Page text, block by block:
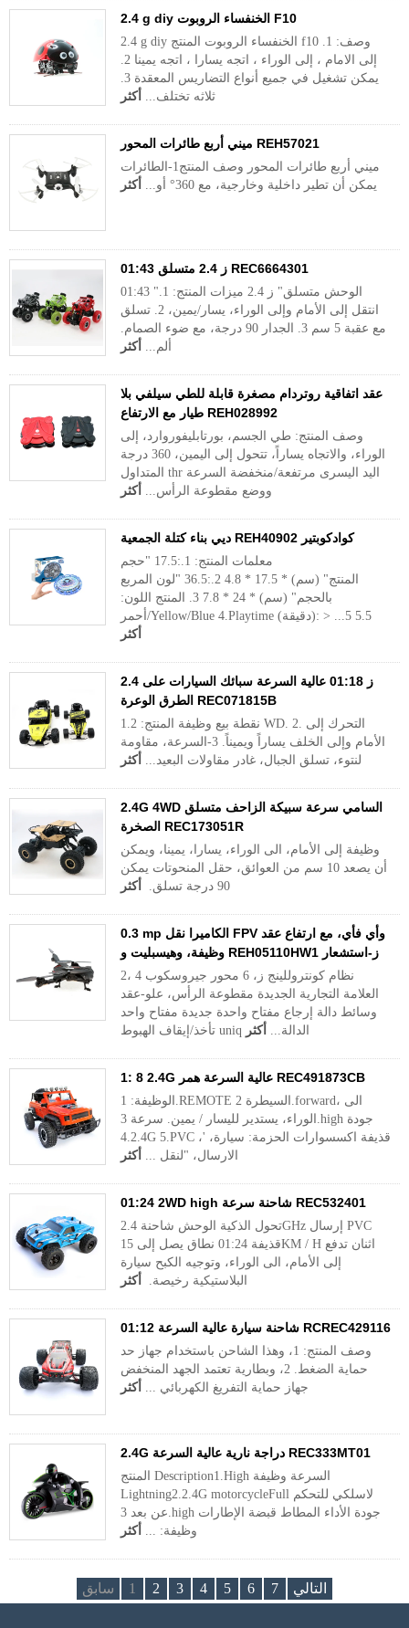
2.4 g diy الخنفساء الروبوت F10
2.4 g diy الخنفساء الروبوت المنتج f10 وصف: 1.
إلى الامام ، إلى الوراء ، اتجه يسارا ، اتجه يمينا 2.
يمكن تشغيل في جميع أنواع التضاريس المعقدة 3.
ثلاثه تختلف... أكثر
ميني أربع طائرات المحور REH57021
ميني أربع طائرات المحور وصف المنتج1-الطائرات
يمكن أن تطير داخلية وخارجية، مع 360° أو...
أكثر
01:43 ز 2.4 متسلق REC6664301
01:43 "الوحش متسلق" ز 2.4 ميزات المنتج: 1.
انتقل إلى الأمام وإلى الوراء، يسار/يمين، 2. تسلق
مع عقبة 5 سم 3. الجدار 90 درجة، مع ضوء الصمام.
ألم... أكثر
عقد اتفاقية روتردام مصغرة قابلة للطي سيلفي بلا
طيار مع الارتفاع REH028992
وصف المنتج: طي الجسم، بورتابليفوروارد، إلى
الوراء، والاتجاه يساراً، تتحول إلى اليمين، 360 درجة
المتداول thr اليد اليسرى مرتفعة/منخفضة السرعة
ووضع مقطوعة الرأس... أكثر
ديي بناء كتلة الجمعية REH40902 كوادكوبتير
معلمات المنتج: 1.:17.5 "حجم
المنتج" (سم) * 17.5 * 4.8 2.:36.5 "لون المربع
بالحجم" (سم) * 24 * 7.8 3. المنتج اللون:
أحمر/Yellow/Blue 4.Playtime (دقيقة): > 5.5 5...
أكثر
2.4 ز 01:18 عالية السرعة سبائك السيارات على
الطرق الوعرة REC071815B
نقطة بيع وظيفة المنتج: 1.2 WD. 2. التحرك إلى
الأمام وإلى الخلف يساراً ويميناً. 3-السرعة، مقاومة
لنتوء، تسلق الجبال، غادر مقاولات البعيد... أكثر
2.4G 4WD السامي سرعة سبيكة الزاحف متسلق
الصخرة REC173051R
وظيفة إلى الأمام، الى الوراء، يسارا، يمينا، ويمكن
أن يصعد 10 سم من العوائق، حقل المنحوتات يمكن
90 درجة تسلق.
أكثر
0.3 mp الكاميرا نقل FPV وأي فأي، مع ارتفاع عقد
وظيفة، وهيسبليت و REH05110HW1 ز-استشعار
2، 4 نظام كونتروللينج ز، 6 محور جيروسكوب
العلامة التجارية الجديدة مقطوعة الرأس، علو-عقد
وسائط دالة إرجاع مفتاح واحدة جديدة مفتاح واحد
تأخذ/إيقاف الهبوط uniq الدالة... أكثر
1: 8 2.4G عالية السرعة همر REC491873CB
الوظيفة: 1.REMOTE السيطرة 2.forward، الى
الوراء، يستدير لليسار / يمين. سرعة 3.high جودة
4.2.4G 5.PVC قذيفة اكسسوارات الحزمة: سيارة، '،
الارسال، "لنقل ... أكثر
01:24 2WD high شاحنة سرعة REC532401
تحول الذكية الوحش شاحنة 2.4GHz إرسال PVC
قذيفة 01:24 نطاق يصل إلى 15KM / H اثنان تدفع
إلى الأمام، الى الوراء، وتوجيه الكبح سيارة
البلاستيكية رخيصة.
أكثر
01:12 شاحنة سيارة عالية السرعة RCREC429116
وصف المنتج: 1، وهذا الشاحن باستخدام جهاز حد
حماية الضغط. 2، وبطارية تعتمد الجهد المنخفض
جهاز حماية التفريغ الكهربائي ... أكثر
2.4G دراجة نارية عالية السرعة REC333MT01
المنتج Description1.High السرعة وظيفة
Lightning2.2.4G motorcycleFull لاسلكي للتحكم
عن بعد 3.high جودة الأداء المطاط قبضة الإطارات
وظيفة: ... أكثر
سابق 1 2 3 4 5 6 7 التالي